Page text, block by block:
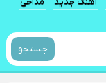
جستجو